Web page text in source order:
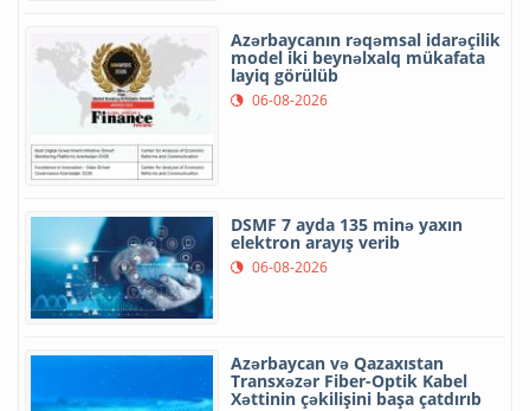
Azərbaycanın rəqəmsal idarəçilik
model iki beynəlxalq mükafata
layiq görülüb
06-08-2026
DSMF 7 ayda 135 minə yaxın
elektron arayış verib
06-08-2026
Azərbaycan və Qazaxıstan
Transxəzər Fiber-Optik Kabel
Xəttinin çəkilişini başa çatdırıb